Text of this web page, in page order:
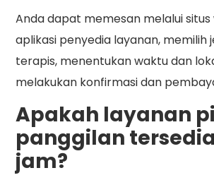
Anda dapat memesan melalui
aplikasi penyedia layanan, memilih
terapis, menentukan waktu dan
melakukan konfirmasi dan
Apakah layanan
panggilan
jam?